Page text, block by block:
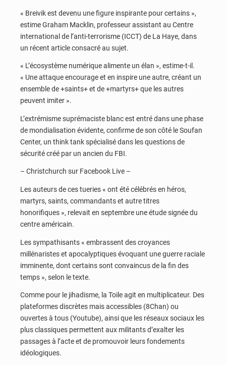
« Breivik est devenu une figure inspirante pour certains »,
estime Graham Macklin, professeur assistant au Centre
international de l’anti-terrorisme (ICCT) de La Haye, dans
un récent article consacré au sujet.
« L’écosystème numérique alimente un élan », estime-t-il.
« Une attaque encourage et en inspire une autre, créant un
ensemble de +saints+ et de +martyrs+ que les autres
peuvent imiter ».
L’extrémisme suprémaciste blanc est entré dans une phase
de mondialisation évidente, confirme de son côté le Soufan
Center, un think tank spécialisé dans les questions de
sécurité créé par un ancien du FBI.
– Christchurch sur Facebook Live –
Les auteurs de ces tueries « ont été célébrés en héros,
martyrs, saints, commandants et autre titres
honorifiques », relevait en septembre une étude signée du
centre américain.
Les sympathisants « embrassent des croyances
millénaristes et apocalyptiques évoquant une guerre raciale
imminente, dont certains sont convaincus de la fin des
temps », selon le texte.
Comme pour le jihadisme, la Toile agit en multiplicateur. Des
plateformes discrètes mais accessibles (8Chan) ou
ouvertes à tous (Youtube), ainsi que les réseaux sociaux les
plus classiques permettent aux militants d’exalter les
passages à l’acte et de promouvoir leurs fondements
idéologiques.